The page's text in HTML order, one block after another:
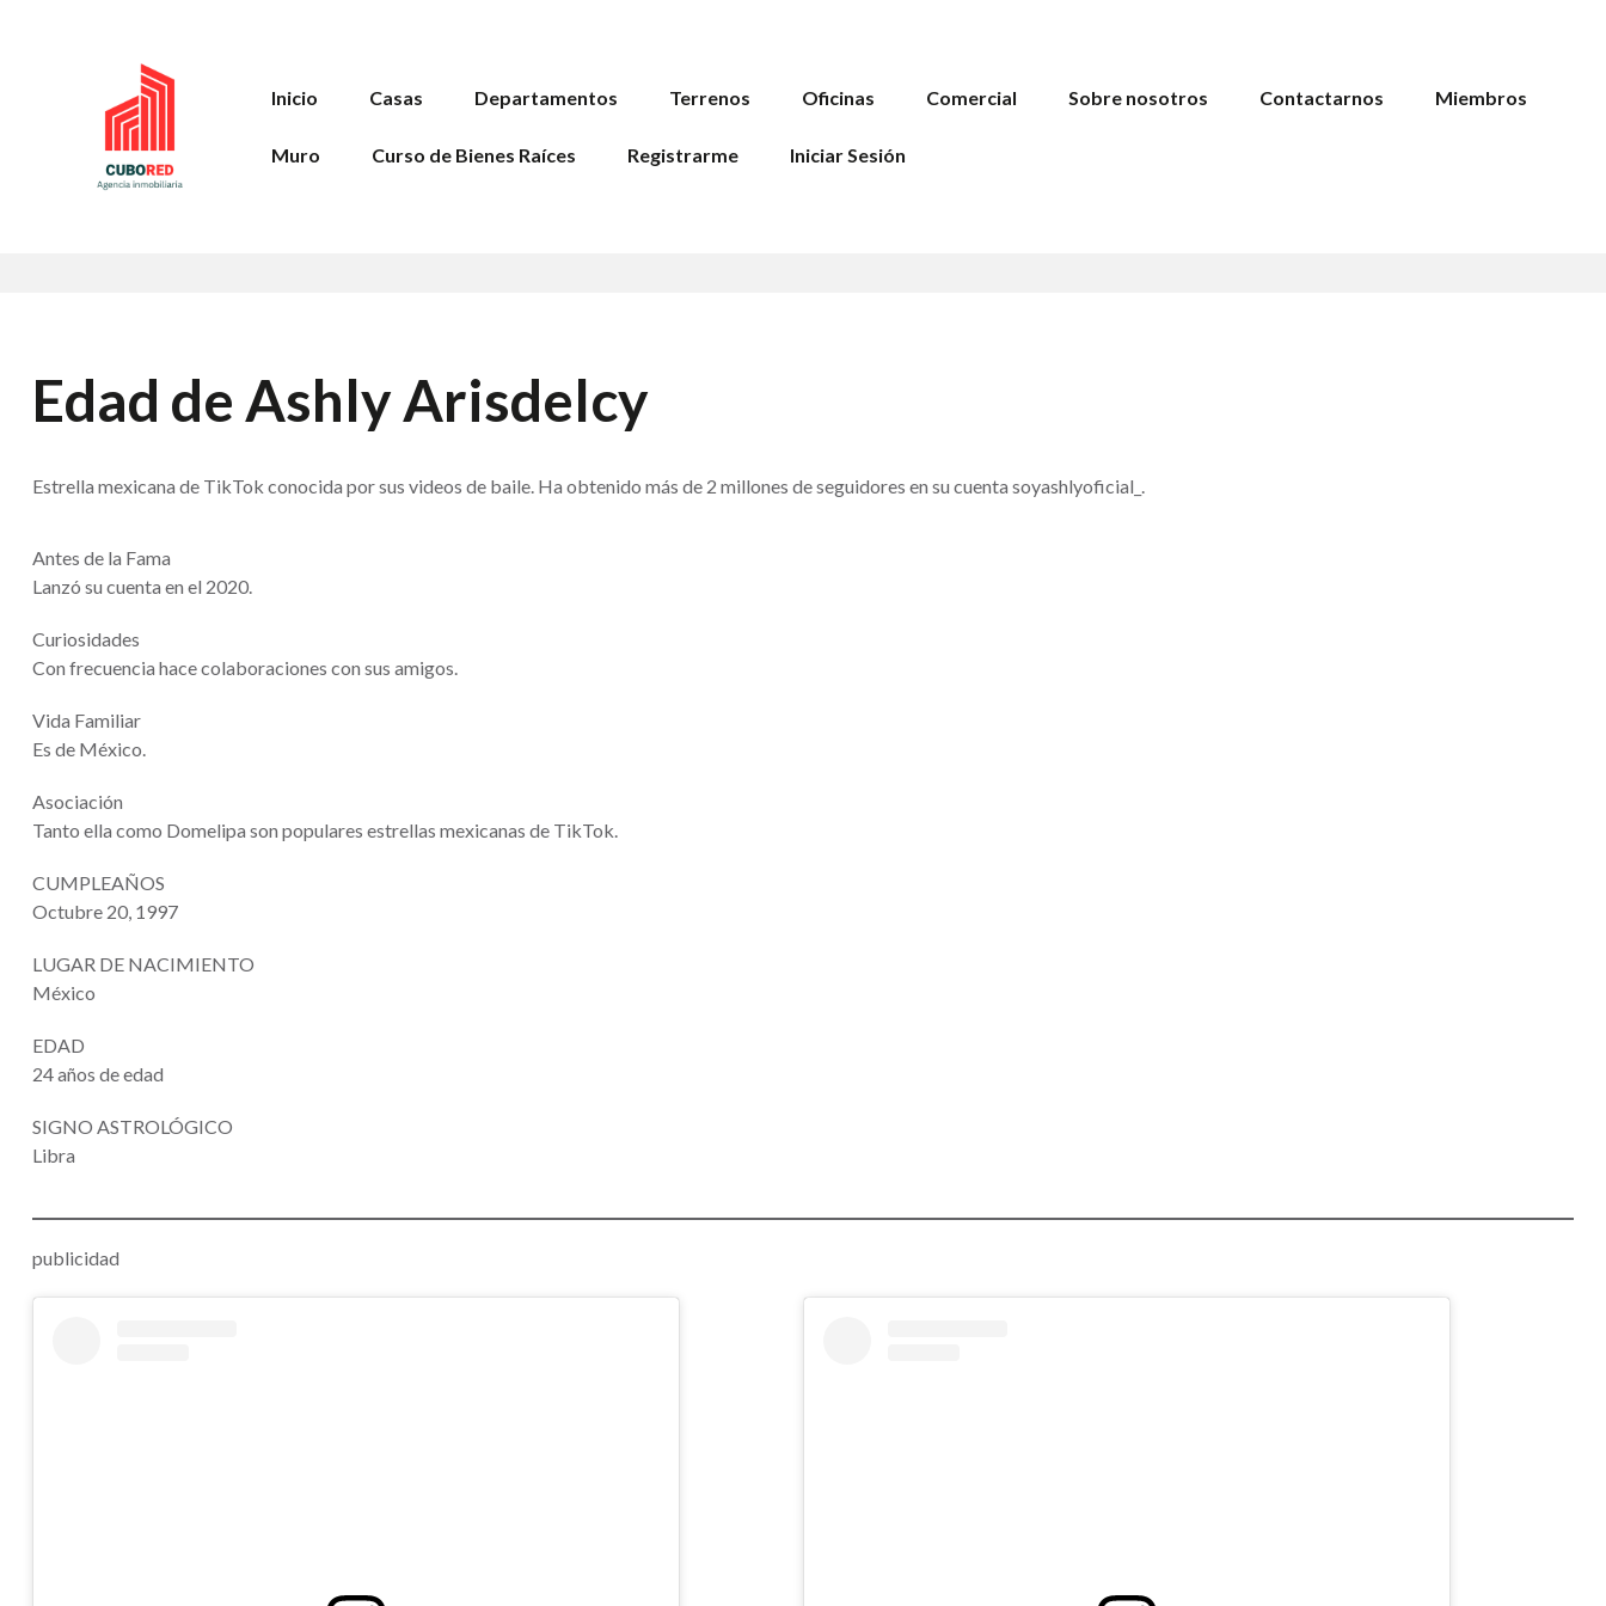
Inicio Casas Departamentos Terrenos Oficinas Comercial Sobre nosotros Contactarnos Miembros
Muro Curso de Bienes Raíces Registrarme Iniciar Sesión
Edad de Ashly Arisdelcy
Estrella mexicana de TikTok conocida por sus videos de baile. Ha obtenido más de 2 millones de seguidores en su cuenta soyashlyoficial_.
Antes de la Fama
Lanzó su cuenta en el 2020.
Curiosidades
Con frecuencia hace colaboraciones con sus amigos.
Vida Familiar
Es de México.
Asociación
Tanto ella como Domelipa son populares estrellas mexicanas de TikTok.
CUMPLEAÑOS
Octubre 20, 1997
LUGAR DE NACIMIENTO
México
EDAD
24 años de edad
SIGNO ASTROLÓGICO
Libra
publicidad